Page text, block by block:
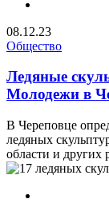
08.12.23
Общество
Ледяные
Молодежи в
В Череповце
ледяных
области и других